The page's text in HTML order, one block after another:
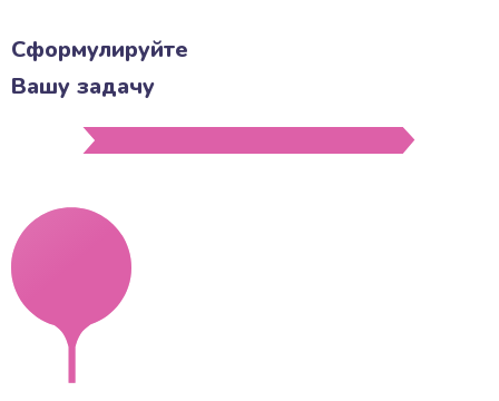
Сформулируйте
Вашу задачу